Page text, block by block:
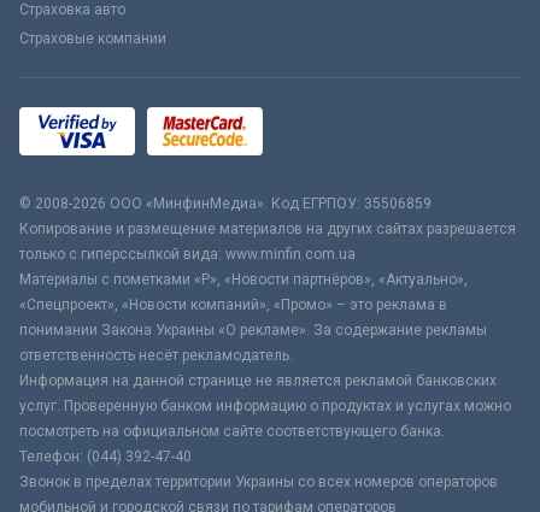
Страховка авто
Страховые компании
© 2008-2026 ООО «МинфинМедиа». Код ЕГРПОУ: 35506859
Копирование и размещение материалов на других сайтах разрешается
только с гиперссылкой вида: www.minfin.com.ua
Материалы с пометками «Р», «Новости партнёров», «Актуально»,
«Спецпроект», «Новости компаний», «Промо» – это реклама в
понимании Закона Украины «О рекламе». За содержание рекламы
ответственность несёт рекламодатель.
Информация на данной странице не является рекламой банковских
услуг. Проверенную банком информацию о продуктах и услугах можно
посмотреть на официальном сайте соответствующего банка.
Телефон: (044) 392-47-40
Звонок в пределах территории Украины со всех номеров операторов
мобильной и городской связи по тарифам операторов